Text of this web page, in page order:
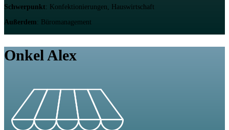
Schwerpunkt: Konfektionierungen, Hauswirtschaft
Außerdem: Büromanagement
Onkel Alex